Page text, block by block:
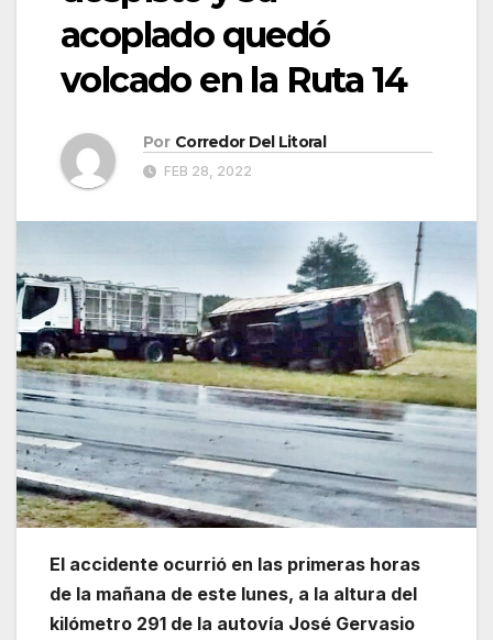
acoplado quedó
volcado en la Ruta 14
Por Corredor Del Litoral
FEB 28, 2022
El accidente ocurrió en las primeras horas
de la mañana de este lunes, a la altura del
kilómetro 291 de la autovía José Gervasio